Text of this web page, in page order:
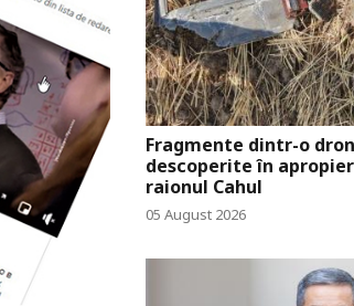
Fragmente dintr-o
descoperite în
raionul Cahul
05 August 2026